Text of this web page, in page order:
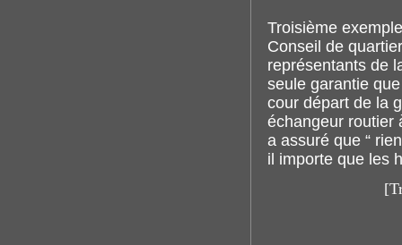
Troisième
Conseil de
représentants de
seule garantie
cour départ de la
échangeur routier
a assuré que “
il importe que les